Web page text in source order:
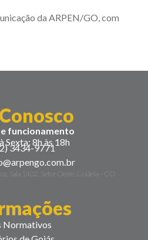
da ARPEN/GO, com
funcionamento
Sexta: 8h às 18h
3434-9771
Sala 1402, Setor Oeste. Goiânia – GO
Normativos